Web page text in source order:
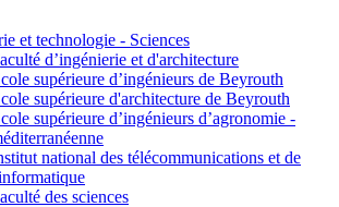
et technologie - Sciences
d’ingénierie et d'architecture
supérieure d’ingénieurs de Beyrouth
supérieure d'architecture de Beyrouth
supérieure d’ingénieurs d’agronomie -
national des télécommunications et de
des sciences